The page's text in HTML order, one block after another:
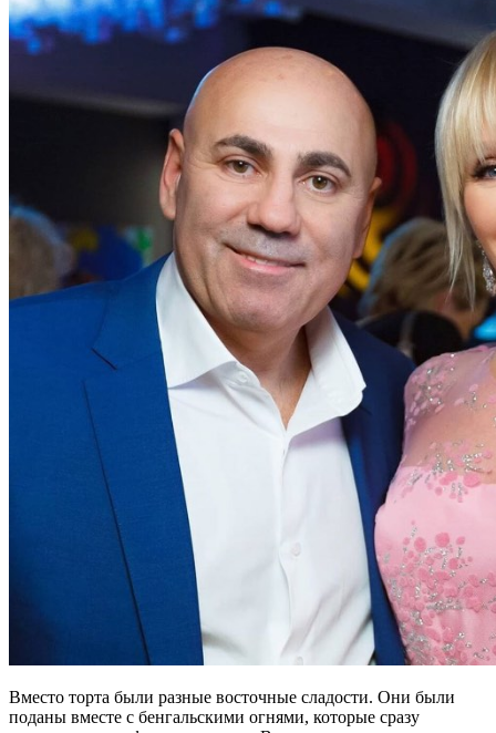
Вместо торта были разные восточные сладости. Они были
поданы вместе с бенгальскими огнями, которые сразу